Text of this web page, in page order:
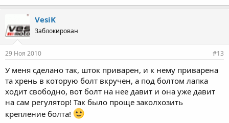
VesiK
Заблокирован
29 Ноя 2010 #13
У меня сделано так, шток приварен, и к нему приварена
та хрень в которую болт вкручен, а под болтом лапка
ходит свободно, вот болт на нее давит и она уже давит
на сам регулятор! Так было проще заколхозить
крепление болта!